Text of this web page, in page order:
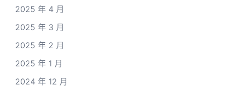
2025 年 4 月
2025 年 3 月
2025 年 2 月
2025 年 1 月
2024 年 12 月